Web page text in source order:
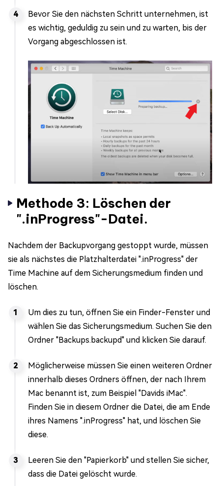
Bevor Sie den nächsten Schritt unternehmen, ist
es wichtig, geduldig zu sein und zu warten, bis der
Vorgang abgeschlossen ist.
Methode 3: Löschen der
".inProgress"-Datei.
Nachdem der Backupvorgang gestoppt wurde, müssen
sie als nächstes die Platzhalterdatei ".inProgress" der
Time Machine auf dem Sicherungsmedium finden und
löschen.
Um dies zu tun, öffnen Sie ein Finder-Fenster und
wählen Sie das Sicherungsmedium. Suchen Sie den
Ordner "Backups.backupd" und klicken Sie darauf.
Möglicherweise müssen Sie einen weiteren Ordner
innerhalb dieses Ordners öffnen, der nach Ihrem
Mac benannt ist, zum Beispiel "Davids iMac".
Finden Sie in diesem Ordner die Datei, die am Ende
ihres Namens ".inProgress" hat, und löschen Sie
diese.
Leeren Sie den "Papierkorb" und stellen Sie sicher,
dass die Datei gelöscht wurde.